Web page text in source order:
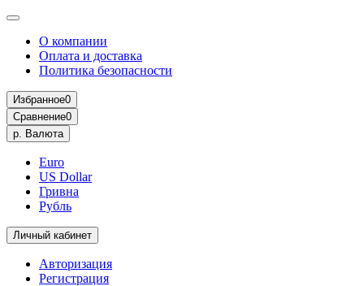
О компании
Оплата и доставка
Политика безопасности
Избранное0
Сравнение0
р. Валюта
Euro
US Dollar
Гривна
Рубль
Личный кабинет
Авторизация
Регистрация